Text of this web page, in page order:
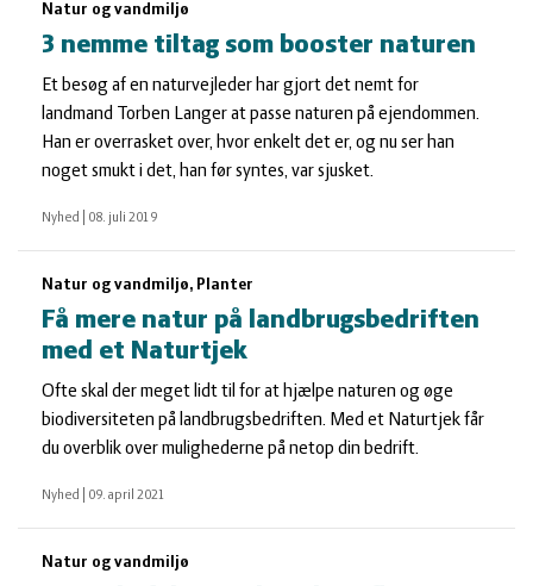
Natur og vandmiljø
3 nemme tiltag som booster naturen
Et besøg af en naturvejleder har gjort det nemt for
landmand Torben Langer at passe naturen på ejendommen.
Han er overrasket over, hvor enkelt det er, og nu ser han
noget smukt i det, han før syntes, var sjusket.
Nyhed 08. juli 2019
Natur og vandmiljø, Planter
Få mere natur på landbrugsbedriften
med et Naturtjek
Ofte skal der meget lidt til for at hjælpe naturen og øge
biodiversiteten på landbrugsbedriften. Med et Naturtjek får
du overblik over mulighederne på netop din bedrift.
Nyhed 09. april 2021
Natur og vandmiljø